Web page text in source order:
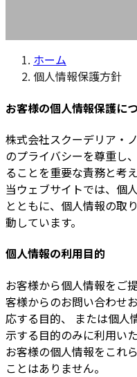
ホーム
個人情報保護方針
お客様の個人情報保護に
株式会社スクーデリア・
のプライバシーを尊重し
ることを重要な責務と考
当ウェブサイトでは、個
とともに、個人情報の取
動しています。
個人情報の利用目的
お客様から個人情報をご
客様からのお問い合わせ
応する目的、 または個人
示する目的のみに利用いた
お客様の個人情報をこれ
ことはありません。